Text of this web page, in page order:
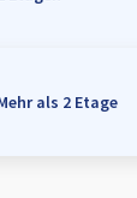
als 2 Etage